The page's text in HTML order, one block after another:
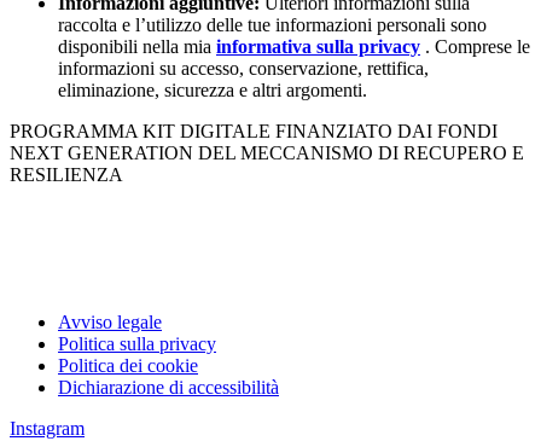
raccolta e l’utilizzo delle tue informazioni personali sono
disponibili nella mia informativa sulla privacy . Comprese le
informazioni su accesso, conservazione, rettifica,
eliminazione, sicurezza e altri argomenti.
PROGRAMMA KIT DIGITALE FINANZIATO DAI FONDI
NEXT GENERATION DEL MECCANISMO DI RECUPERO E
RESILIENZA
Avviso legale
Politica sulla privacy
Politica dei cookie
Dichiarazione di accessibilità
Instagram